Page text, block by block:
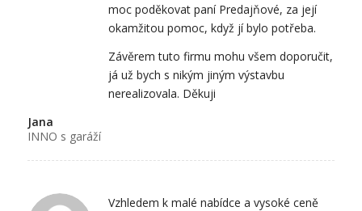
moc poděkovat paní Predajňové, za její
okamžitou pomoc, když jí bylo potřeba.
Závěrem tuto firmu mohu všem doporučit,
já už bych s nikým jiným výstavbu
nerealizovala. Děkuji
Jana
INNO s garáží
Vzhledem k malé nabídce a vysoké ceně